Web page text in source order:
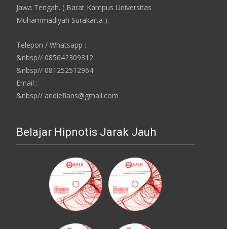
Jawa Tengah. ( Barat Kampus Universitas
Muhammadiyah Surakarta ).
Telepon / Whatsapp :
&nbsp// 085642309312
&nbsp// 081252512964
Email :
&nbsp// andiefians@gmail.com
Belajar Hipnotis Jarak Jauh